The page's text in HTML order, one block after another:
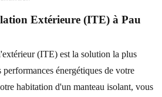
Extérieure (ITE) à Pau
(ITE) est la solution la plus
énergétiques de votre
habitation d'un manteau isolant, vous